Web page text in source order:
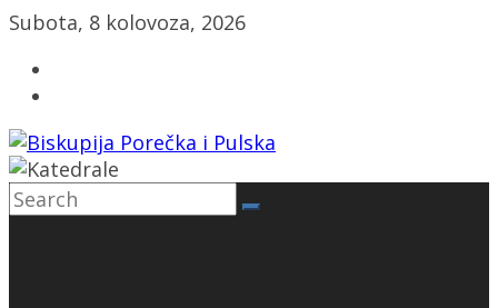
Skip
content
Subota, 8 kolovoza, 2026